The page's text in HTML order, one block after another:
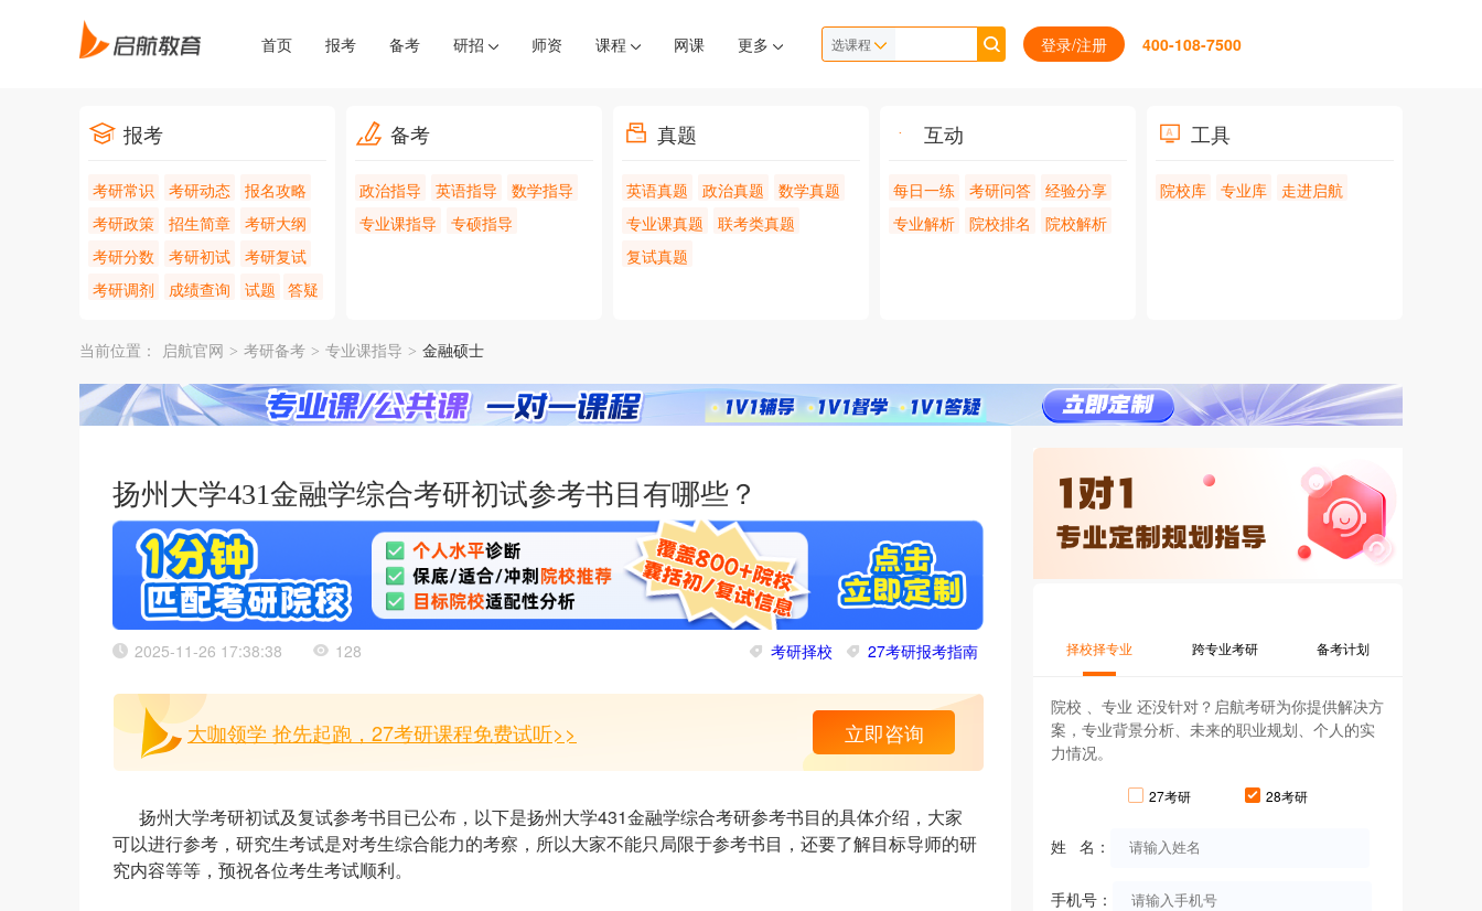
首页 报考 备考 研招 师资 课程 网课 更多 选课程 登录/注册 400-108-7500
报考
考研常识 考研动态
报名攻略
考研政策
招生简章
考研大纲
考研分数
考研初试
考研复试
考研调剂
成绩查询 试题 答疑
备考
政治指导 英语指导
数学指导
专业课指导
专硕指导
真题
英语真题 政治真题
数学真题
专业课真题
联考类真题
复试真题
互动
每日一练 考研问答
经验分享
专业解析
院校排名 院校解析
工具
院校库 专业库 走进启航
当前位置： 启航官网 > 考研备考 > 专业课指导 > 金融硕士
扬州大学431金融学综合考研初试参考书目有哪些？
2025-11-26 17:38:38 128 考研择校 27考研报考指南
大咖领学 抢先起跑，27考研课程免费试听>> 立即咨询
扬州大学考研初试及复试参考书目已公布，以下是扬州大学431金融学综合考研参考书目的具体介绍，大家
可以进行参考，研究生考试是对考生综合能力的考察，所以大家不能只局限于参考书目，还要了解目标导师的研
究内容等等，预祝各位考生考试顺利。
择校择专业 跨专业考研 备考计划
院校 、专业 还没针对？启航考研为你提供解决方
案，专业背景分析、未来的职业规划、个人的实
力情况。
27考研 28考研
姓 名：
手机号：